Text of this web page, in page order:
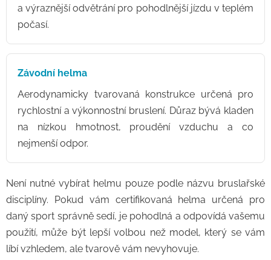
a výraznější odvětrání pro pohodlnější jízdu v teplém
počasí.
Závodní helma
Aerodynamicky tvarovaná konstrukce určená pro
rychlostní a výkonnostní bruslení. Důraz bývá kladen
na nízkou hmotnost, proudění vzduchu a co
nejmenší odpor.
Není nutné vybírat helmu pouze podle názvu bruslařské
disciplíny. Pokud vám certifikovaná helma určená pro
daný sport správně sedí, je pohodlná a odpovídá vašemu
použití, může být lepší volbou než model, který se vám
líbí vzhledem, ale tvarově vám nevyhovuje.